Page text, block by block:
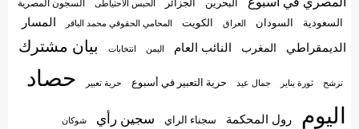
البحرين الجزائر الحبس الاحتياطى السجون المصرية
السعودية السودان العراق الكويت المحامي الحقوقي محمد الباقر
المسار
الديمقراطي
المغرب النائب العام اليمن انتخابات بيان مشترك
ترشح ثورة يناير جمال عيد حرية التعبير في أسبوع حرية تعبير
حصاد
اليوم
رول المحكمة سجناء الراي سجين رأي شوكان